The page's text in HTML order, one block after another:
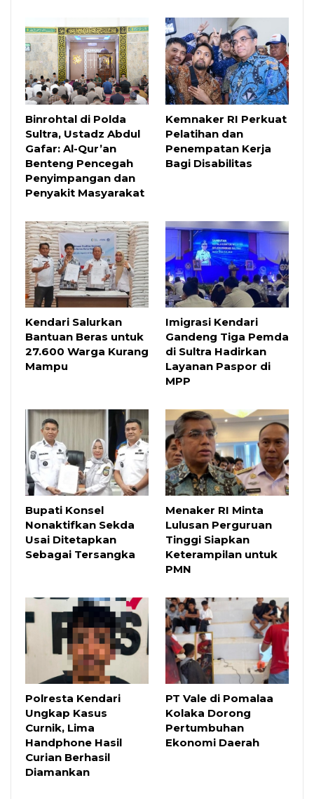
Binrohtal di Polda
Sultra, Ustadz Abdul
Gafar: Al-Qur’an
Benteng Pencegah
Penyimpangan dan
Penyakit Masyarakat
Kemnaker RI Perkuat
Pelatihan dan
Penempatan Kerja
Bagi Disabilitas
Kendari Salurkan
Bantuan Beras untuk
27.600 Warga Kurang
Mampu
Imigrasi Kendari
Gandeng Tiga Pemda
di Sultra Hadirkan
Layanan Paspor di
MPP
Bupati Konsel
Nonaktifkan Sekda
Usai Ditetapkan
Sebagai Tersangka
Menaker RI Minta
Lulusan Perguruan
Tinggi Siapkan
Keterampilan untuk
PMN
Polresta Kendari
Ungkap Kasus
Curnik, Lima
Handphone Hasil
Curian Berhasil
Diamankan
PT Vale di Pomalaa
Kolaka Dorong
Pertumbuhan
Ekonomi Daerah